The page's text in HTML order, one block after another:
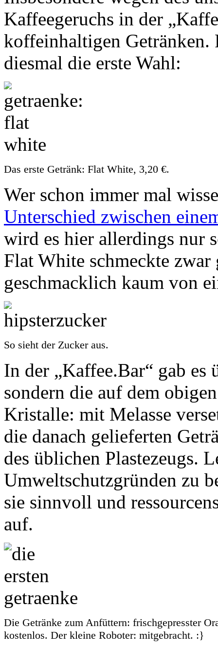
Kaffeegeruchs in der
koffeinhaltigen Getränken.
diesmal die erste Wahl:
Das erste Getränk: Flat White, 3,20 €.
Wer schon immer mal
Unterschied zwischen
wird es hier allerdings nur
Flat White schmeckte
geschmacklich kaum von
So sieht der Zucker aus.
In der „Kaffee.Bar“ gab
sondern die auf dem
Kristalle: mit Melasse
die danach gelieferten
des üblichen Plastezeugs.
Umweltschutzgründen zu
sie sinnvoll und
auf.
Die Getränke zum Anfüttern: frischgepresster
kostenlos. Der kleine Roboter: mitgebracht. :}